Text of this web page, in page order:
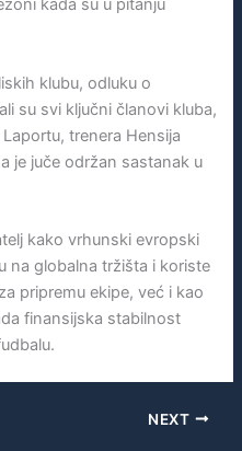
kada su u pitanju
klubu, odluku o
su svi ključni članovi kluba,
trenera Hensija
je juče održan sastanak u
kako vrhunski evropski
na globalna tržišta i koriste
pripremu ekipe, već i kao
finansijska stabilnost
NEXT